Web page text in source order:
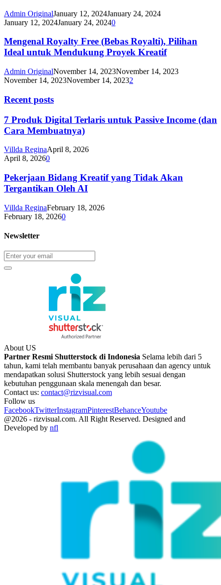
Admin OriginalJanuary 12, 2024January 24, 2024
January 12, 2024January 24, 20240
Mengenal Royalty Free (Bebas Royalti), Pilihan
Ideal untuk Mendukung Proyek Kreatif
Admin OriginalNovember 14, 2023November 14, 2023
November 14, 2023November 14, 20232
Recent posts
7 Produk Digital Terlaris untuk Passive Income (dan
Cara Membuatnya)
Villda ReginaApril 8, 2026
April 8, 20260
Pekerjaan Bidang Kreatif yang Tidak Akan
Tergantikan Oleh AI
Villda ReginaFebruary 18, 2026
February 18, 20260
Newsletter
About US
Partner Resmi Shutterstock di Indonesia Selama lebih dari 5
tahun, kami telah membantu banyak perusahaan dan agency untuk
mendapatkan solusi Shutterstock yang lebih sesuai dengan
kebutuhan penggunaan skala menengah dan besar.
Contact us: contact@rizvisual.com
Follow us
FacebookTwitterInstagramPinterestBehanceYoutube
@2026 - rizvisual.com. All Right Reserved. Designed and
Developed by nfl